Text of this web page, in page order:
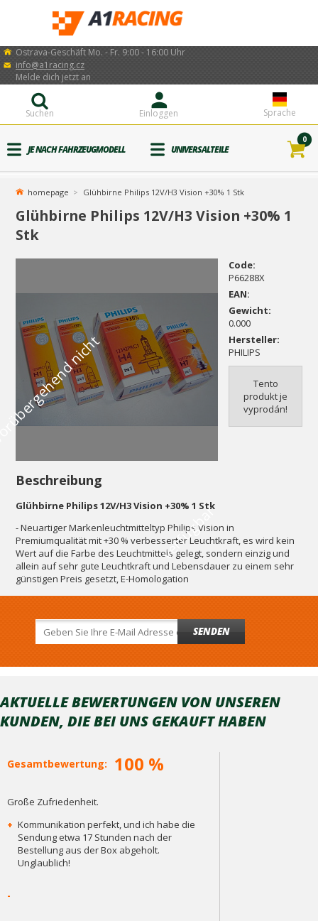
Ostrava-Geschäft Mo. - Fr. 9:00 - 16:00 Uhr
info@a1racing.cz
Sprache
Einloggen
Melde dich jetzt an
Suchen
JE NACH FAHRZEUGMODELL UNIVERSALTEILE
0
homepage Glühbirne Philips 12V/H3 Vision +30% 1 Stk
Glühbirne Philips 12V/H3 Vision +30% 1
Stk
r
Code:
P66288X
EAN:
Gewicht:
0.000
Hersteller:
PHILIPS
Tento
produkt je
vyprodán!
Beschreibung
Glühbirne Philips 12V/H3 Vision +30% 1 Stk
- Neuartiger Markenleuchtmitteltyp Philips Vision in
Premiumqualität mit +30 % verbesserter Leuchtkraft, es wird kein
Wert auf die Farbe des Leuchtmittels gelegt, sondern einzig und
allein auf sehr gute Leuchtkraft und Lebensdauer zu einem sehr
günstigen Preis gesetzt, E-Homologation
SENDEN
AKTUELLE BEWERTUNGEN VON UNSEREN
KUNDEN, DIE BEI ​​UNS GEKAUFT HABEN
Gesamtbewertung: 100 %
Große Zufriedenheit.
+ Kommunikation perfekt, und ich habe die
Sendung etwa 17 Stunden nach der
Bestellung aus der Box abgeholt.
Unglaublich!
-